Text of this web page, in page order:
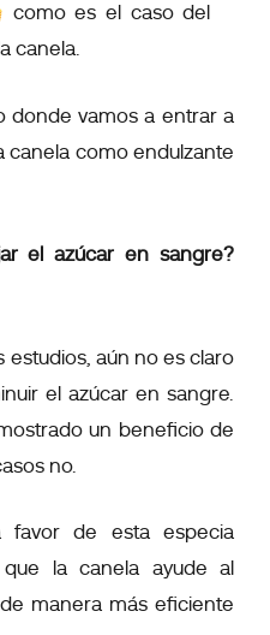
como es el caso del
canela.
donde vamos a entrar a
canela como endulzante
el azúcar en sangre?
estudios, aún no es claro
el azúcar en sangre.
un beneficio de
no.
favor de esta especia
la canela ayude al
manera más eficiente